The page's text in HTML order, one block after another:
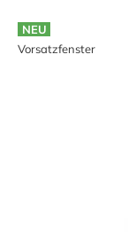
NEU
Vorsatzfenster